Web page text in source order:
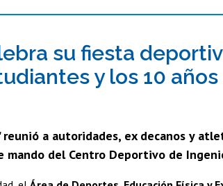
Estudios Avanzados en Educación
Nutrición y Tecnología de
Alimentos
su fiesta
y los 10
a autoridades, ex decanos y
mando del Centro Deportivo de